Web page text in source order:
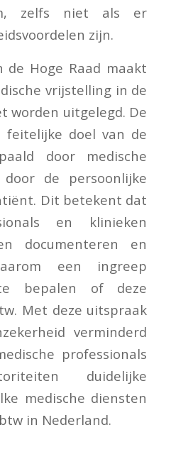
zelfs niet als er
zijn.
de Hoge Raad maakt
vrijstelling in de
worden uitgelegd. De
doel van de
door medische
de persoonlijke
Dit betekent dat
en klinieken
documenteren en
een ingreep
bepalen of deze
Met deze uitspraak
verminderd
professionals
duidelijke
medische diensten
in Nederland.